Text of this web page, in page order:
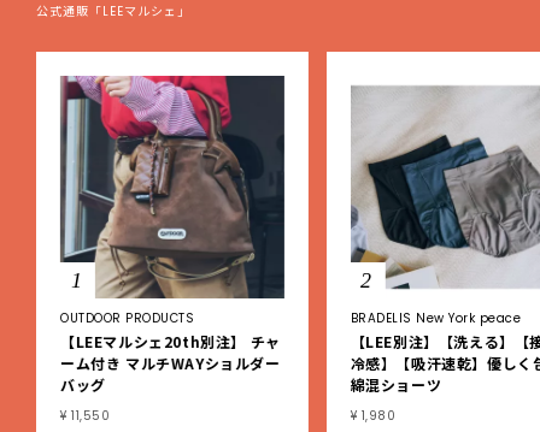
公式通販「LEEマルシェ」
1
OUTDOOR PRODUCTS
【LEEマルシェ20th別注】 チャ
ーム付き マルチWAYショルダー
バッグ
¥ 11,550
2
BRADELIS New York peace
【LEE別注】【洗える】【
冷感】【吸汗速乾】優しく
綿混ショーツ
¥ 1,980